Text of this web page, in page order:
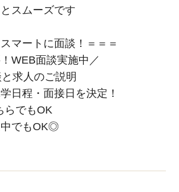
スムーズです
マートに面談！＝＝＝
WEB⾯談実施中／
求人のご説明
日程・面接日を決定！
らでもOK
でもOK◎